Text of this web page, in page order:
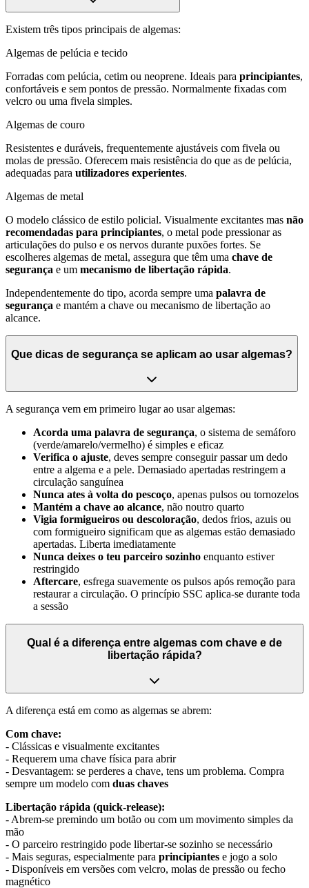
Existem três tipos principais de algemas:
Algemas de pelúcia e tecido
Forradas com pelúcia, cetim ou neoprene. Ideais para principiantes,
confortáveis e sem pontos de pressão. Normalmente fixadas com
velcro ou uma fivela simples.
Algemas de couro
Resistentes e duráveis, frequentemente ajustáveis com fivela ou
molas de pressão. Oferecem mais resistência do que as de pelúcia,
adequadas para utilizadores experientes.
Algemas de metal
O modelo clássico de estilo policial. Visualmente excitantes mas não
recomendadas para principiantes, o metal pode pressionar as
articulações do pulso e os nervos durante puxões fortes. Se
escolheres algemas de metal, assegura que têm uma chave de
segurança e um mecanismo de libertação rápida.
Independentemente do tipo, acorda sempre uma palavra de
segurança e mantém a chave ou mecanismo de libertação ao
alcance.
Que dicas de segurança se aplicam ao usar algemas?
A segurança vem em primeiro lugar ao usar algemas:
Acorda uma palavra de segurança, o sistema de semáforo
(verde/amarelo/vermelho) é simples e eficaz
Verifica o ajuste, deves sempre conseguir passar um dedo
entre a algema e a pele. Demasiado apertadas restringem a
circulação sanguínea
Nunca ates à volta do pescoço, apenas pulsos ou tornozelos
Mantém a chave ao alcance, não noutro quarto
Vigia formigueiros ou descoloração, dedos frios, azuis ou
com formigueiro significam que as algemas estão demasiado
apertadas. Liberta imediatamente
Nunca deixes o teu parceiro sozinho enquanto estiver
restringido
Aftercare, esfrega suavemente os pulsos após remoção para
restaurar a circulação. O princípio SSC aplica-se durante toda
a sessão
Qual é a diferença entre algemas com chave e de
libertação rápida?
A diferença está em como as algemas se abrem:
Com chave:
- Clássicas e visualmente excitantes
- Requerem uma chave física para abrir
- Desvantagem: se perderes a chave, tens um problema. Compra
sempre um modelo com duas chaves
Libertação rápida (quick-release):
- Abrem-se premindo um botão ou com um movimento simples da
mão
- O parceiro restringido pode libertar-se sozinho se necessário
- Mais seguras, especialmente para principiantes e jogo a solo
- Disponíveis em versões com velcro, molas de pressão ou fecho
magnético